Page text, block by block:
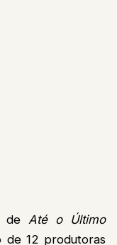
de Até o Último
12 produtoras